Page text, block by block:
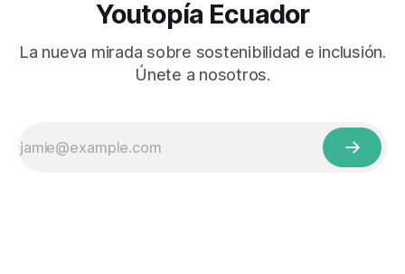
Youtopía Ecuador
La nueva mirada sobre sostenibilidad e inclusión.
Únete a nosotros.